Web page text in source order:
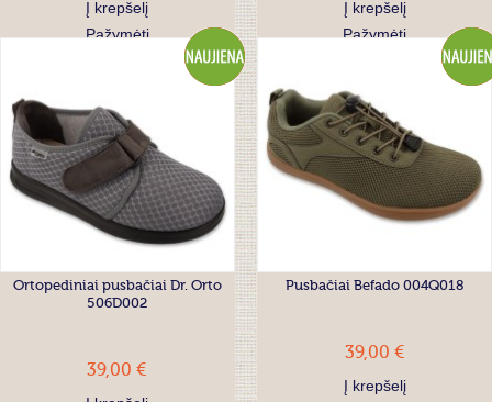
Į krepšelį
Pažymėti
Į krepšelį
Pažymėti
Ortopediniai pusbačiai Dr. Orto
506D002
39,00 €
Pusbačiai Befado 004Q018
39,00 €
Į krepšelį